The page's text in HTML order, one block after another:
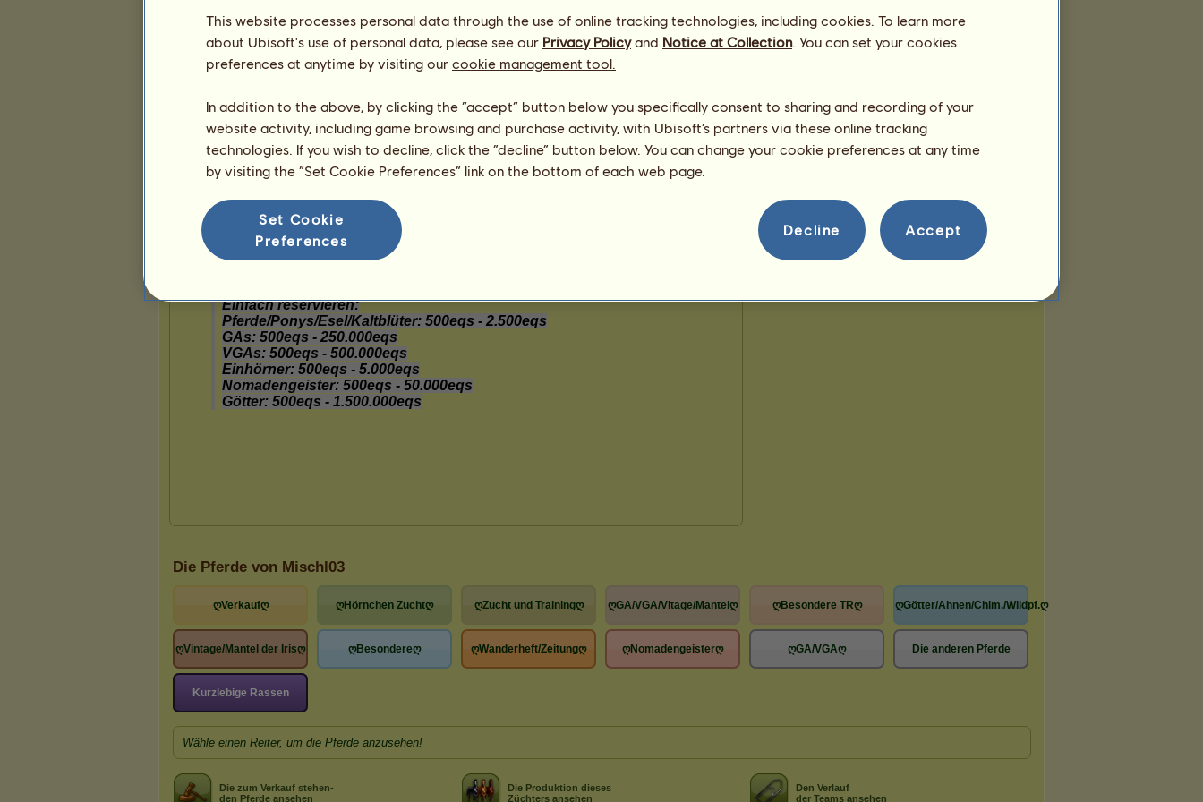
Gesamt-Rangliste
1342. -1
Die Trophäen
Präsentation
Dirigent Hermes Uraniafalter
Regisseur Typhon
Die Pferde von Mischl03
ღVerkaufღ ღHörnchen Zuchtღ ღZucht und Trainingღ ღGA/VGA/Vitage/Mantelღ ღBesondere TRღ ღGötter/Ahnen/Chim./Wildpf.ღ
ღVintage/Mantel der Irisღ ღBesondereღ ღWanderheft/Zeitungღ ღNomadengeisterღ ღGA/VGAღ Die anderen Pferde
Kurzlebige Rassen
Wähle einen Reiter, um die Pferde anzusehen!
Die zum Verkauf stehen-
den Pferde ansehen
Die Produktion dieses
Züchters ansehen
Den Verlauf
der Teams ansehen
This website processes personal data through the use of online tracking technologies, including cookies. To learn more
about Ubisoft's use of personal data, please see our Privacy Policyand Notice at Collection. You can set your cookies
preferences at anytime by visiting our cookie management tool.
In addition to the above, by clicking the “accept” button below you specifically consent to sharing and recording of your
website activity, including game browsing and purchase activity, with Ubisoft’s partners via these online tracking
technologies. If you wish to decline, click the “decline” button below. You can change your cookie preferences at any time
by visiting the “Set Cookie Preferences” link on the bottom of each web page.
Set Cookie
Preferences
Decline Accept